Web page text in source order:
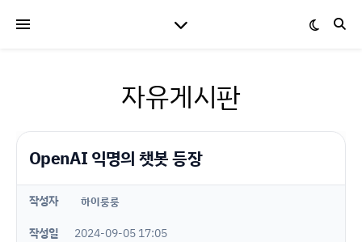
자유게시판
OpenAI 익명의 챗봇 등장
작성자 하이룽룽
작성일
2024-09-05 17:05